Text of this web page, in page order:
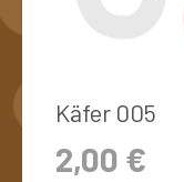
Käfer 005
2,00 €